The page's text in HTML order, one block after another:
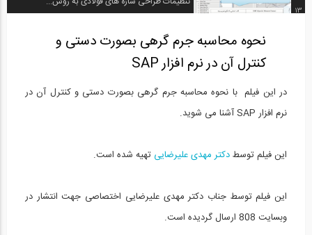
13
03:23
کنترل فشردگی مقاطع فولادی در برنامه...
ارزیابی مقدار نیروی طراحی اتصالات تیر...
نحوه محاسبه جرم گرهی بصورت دستی و
کنترل آن در نرم افزار SAP
در این فیلم با نحوه محاسبه جرم گرهی بصورت دستی و کنترل آن در
نرم افزار SAP آشنا می شوید.
این فیلم توسطدکتر مهدی علیرضایی تهیه شده است.
این فیلم توسط جناب دکتر مهدی علیرضایی اختصاصی جهت انتشار در
وبسایت 808 ارسال گردیده است.